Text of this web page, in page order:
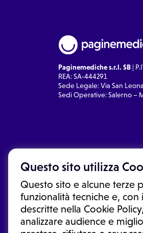
Questo sito utilizza
Questo sito e alcune terze
funzionalità tecniche e,
descritte nella Cookie
analizzare audience e
Paginemediche s.r.l. SB |
REA: SA-444291
Sede Legale: Via San
Sedi Operative: Salerno –